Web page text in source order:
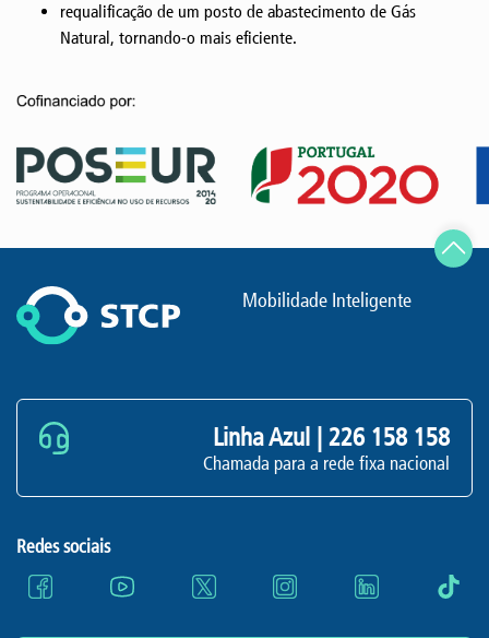
requalificação de um posto de abastecimento de Gás
Natural, tornando-o mais eficiente.
Mobilidade Inteligente
Linha Azul | 226 158 158
Chamada para a rede fixa nacional
Redes sociais